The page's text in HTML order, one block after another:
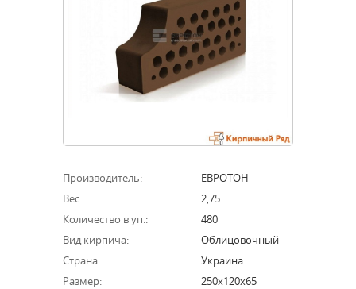
Производитель:
ЕВРОТОН
Вес:
2,75
Количество в уп.:
480
Вид кирпича:
Облицовочный
Страна:
Украина
Размер:
250х120х65